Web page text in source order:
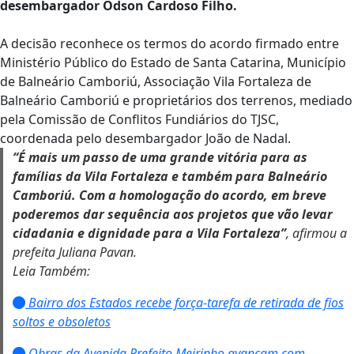
desembargador Odson Cardoso Filho.
A decisão reconhece os termos do acordo firmado entre
Ministério Público do Estado de Santa Catarina, Município
de Balneário Camboriú, Associação Vila Fortaleza de
Balneário Camboriú e proprietários dos terrenos, mediado
pela Comissão de Conflitos Fundiários do TJSC,
coordenada pelo desembargador João de Nadal.
“É mais um passo de uma grande vitória para as
famílias da Vila Fortaleza e também para Balneário
Camboriú. Com a homologação do acordo, em breve
poderemos dar sequência aos projetos que vão levar
cidadania e dignidade para a Vila Fortaleza”, afirmou a
prefeita Juliana Pavan.
Leia Também:
Bairro dos Estados recebe força-tarefa de retirada de fios
soltos e obsoletos